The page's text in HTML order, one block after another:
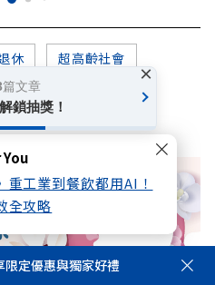
重工業到餐飲都用AI！
全攻略
休 超高齡社會
定優惠與獨家好禮
文章
鎖抽獎！
×